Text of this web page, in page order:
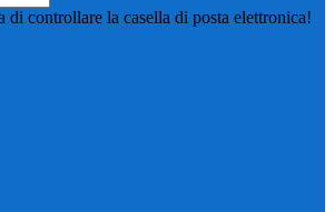
di controllare la casella di posta elettronica!